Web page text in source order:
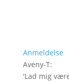
Anmeldelse
Aveny-T:
'Lad mig